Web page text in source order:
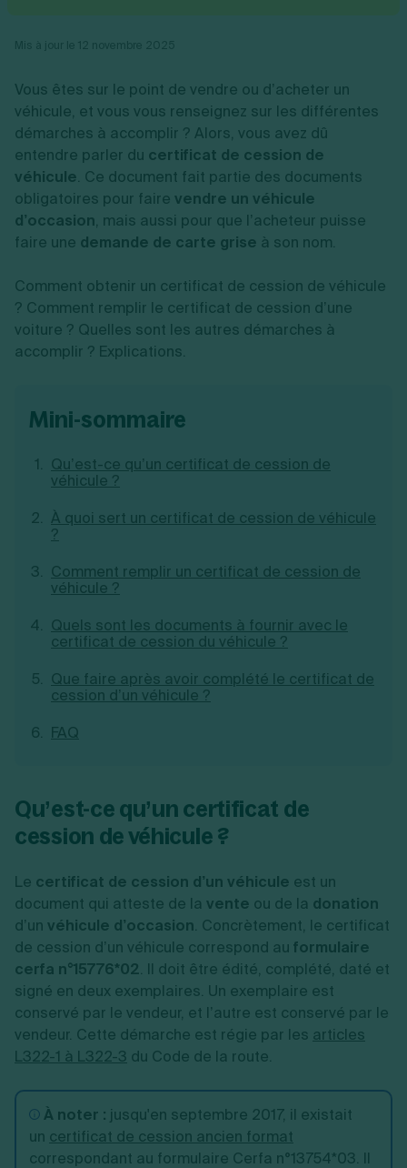
Transport
Autres
Ressources
Simulateur de choix de forme juridique
Calcul de charges sociales
Estimation du coût de création
Calcul d'éligibilité à l'ACRE
Création d'entreprise
Gérer son entreprise
Gestion comptable
Approbation des comptes
Dépôt de marque
Recherche d'antériorité
Protection des créations
Confidentialité de l'adresse du dirigeant
Fermer son entreprise
Radiation auto entrepreneur
Mise en sommeil
Dissolution-liquidation
Dépôt de bilan
Toutes les modifications
Conseil/finance
Vente en ligne
Services aux entreprises
Construction/travaux
Restauration
Commerce
Transport
Autres
Par fonctionnalité
Logiciel de facturation
Logiciel de comptabilité
Gestion des achats
Gestion de la trésorerie
Je souhaite être accompagné
Découvrez notre cabinet d'expertise
Fiches SCI
Fiches auto-entrepreneur
Fiches association
Toutes les fiches sur la création
Autres démarches
Gestion d’entreprise
Fermeture d’entreprise
Exercice d’un métier
Gérer ses salariés
Sélection de fiches pratiques
Ouvrir sa société
Création d'EURL
Création de SARL
Création de SAS
Création d'association
Aides à la création d’entreprise
Fermeture d’une entreprise
Création d'entreprise
Vous êtes sur le point de vendre ou d’acheter un
véhicule, et vous vous renseignez sur les différentes
démarches à accomplir ? Alors, vous avez dû
entendre parler du certificat de cession de
véhicule. Ce document fait partie des documents
obligatoires pour faire vendre un véhicule
d’occasion, mais aussi pour que l’acheteur puisse
faire une demande de carte grise à son nom.
Comment obtenir un certificat de cession de véhicule
? Comment remplir le certificat de cession d’une
voiture ? Quelles sont les autres démarches à
accomplir ? Explications.
mini-sommaire
Qu’est-ce qu’un certificat de cession de
véhicule ?
À quoi sert un certificat de cession de véhicule
?
Comment remplir un certificat de cession de
véhicule ?
Quels sont les documents à fournir avec le
certificat de cession du véhicule ?
Que faire après avoir complété le certificat de
cession d’un véhicule ?
FAQ
Qu’est-ce qu’un certificat de
cession de véhicule ?
Le certificat de cession d’un véhicule est un
document qui atteste de la vente ou de la donation
d’un véhicule d’occasion. Concrètement, le certificat
de cession d’un véhicule correspond au formulaire
cerfa n°15776*02. Il doit être édité, complété, daté et
signé en deux exemplaires. Un exemplaire est
conservé par le vendeur, et l’autre est conservé par le
vendeur. Cette démarche est régie par les articles
L322-1 à L322-3 du Code de la route.
À noter : jusqu'en septembre 2017, il existait
un certificat de cession ancien format
correspondant au formulaire Cerfa n°13754*03. Il